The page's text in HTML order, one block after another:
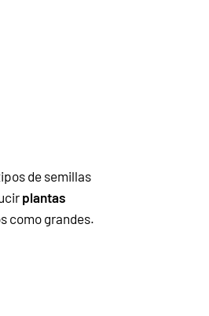
de semillas
plantas
como grandes.